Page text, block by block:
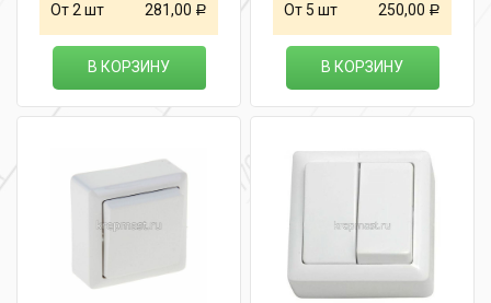
От 2 шт 281,00 Р
В КОРЗИНУ
От 5 шт 250,00 Р
В КОРЗИНУ